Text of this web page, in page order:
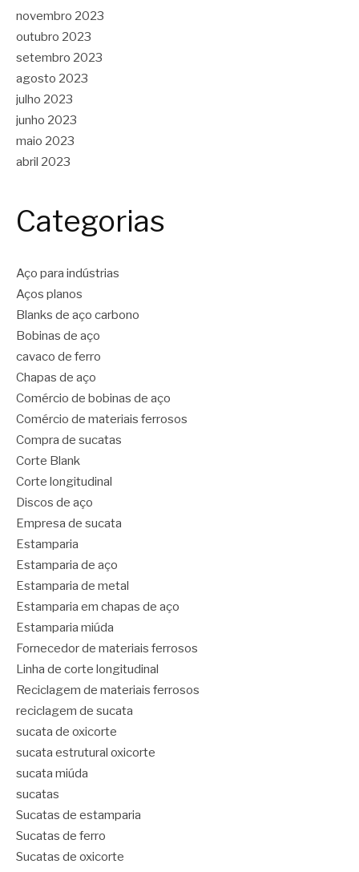
novembro 2023
outubro 2023
setembro 2023
agosto 2023
julho 2023
junho 2023
maio 2023
abril 2023
Categorias
Aço para indústrias
Aços planos
Blanks de aço carbono
Bobinas de aço
cavaco de ferro
Chapas de aço
Comércio de bobinas de aço
Comércio de materiais ferrosos
Compra de sucatas
Corte Blank
Corte longitudinal
Discos de aço
Empresa de sucata
Estamparia
Estamparia de aço
Estamparia de metal
Estamparia em chapas de aço
Estamparia miúda
Fornecedor de materiais ferrosos
Linha de corte longitudinal
Reciclagem de materiais ferrosos
reciclagem de sucata
sucata de oxicorte
sucata estrutural oxicorte
sucata miúda
sucatas
Sucatas de estamparia
Sucatas de ferro
Sucatas de oxicorte